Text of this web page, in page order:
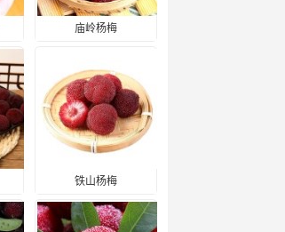
庙岭杨梅
铁山杨梅